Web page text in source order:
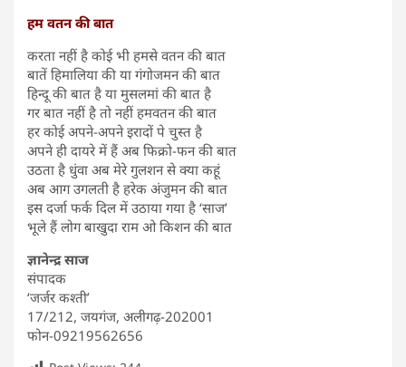
हम वतन की बात
करता नहीं है कोई भी हमसे वतन की बात
बातें हिमालिया की या गंगोजमन की बात
हिन्दू की बात है या मुसलमां की बात है
गर बात नहीं है तो नहीं हमवतन की बात
हर कोई अपने-अपने इरादों पे चुस्त है
अपने ही दायरे में हैं अब फिक्रो-फन की बात
उठता है धुंवा अब मेरे गुलशन से क्या कहूं
अब आग उगलती है हरेक अंजुमन की बात
इस दर्जा फर्क दिल में उठाया गया है ‘साज’
भूले हैं लोग बाखुदा राम ओ किशन की बात
ज्ञानेन्द्र साज
संपादक
‘जर्जर कश्ती’
17/212, जयगंज, अलीगढ़-202001
फोन-09219562656